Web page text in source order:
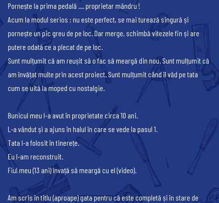
Pornește la prima pedală .... proprietar mândru !
Acum la modul serios : nu este perfect, se mai turează singură și
pornește un pic greu de pe loc. Dar merge, schimbă vitezele fin și are
putere odată ce a plecat de pe loc.
Sunt mulțumit că am reușit să o fac să meargă din nou. Sunt mulțumit că
am învățat multe prin acest proiect. Sunt mulțumit când îl văd pe tata
cum se uită la moped cu nostalgie.
Bunicul meu l-a avut în proprietate circa 10 ani.
L-a vândut și a ajuns în halul în care se vede la pasul 1.
Tata l-a folosit în tinerețe.
Eu l-am reconstruit.
Fiul meu (13 ani) învață să meargă cu el (video).
Am scris în titlu (aproape) gata pentru că este completă și în stare de